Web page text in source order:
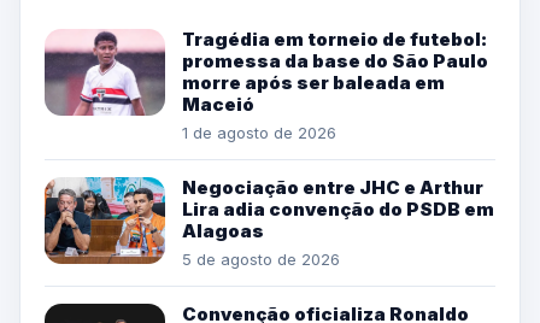
Tragédia em torneio de futebol:
promessa da base do São Paulo
morre após ser baleada em
Maceió
1 de agosto de 2026
Negociação entre JHC e Arthur
Lira adia convenção do PSDB em
Alagoas
5 de agosto de 2026
Convenção oficializa Ronaldo